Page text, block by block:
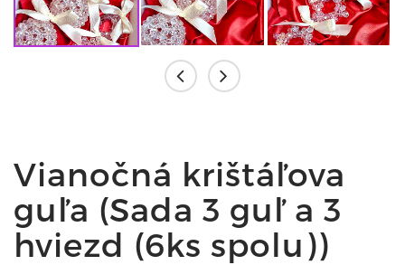
Vianočná krištáľova
guľa (Sada 3 guľ a 3
hviezd (6ks spolu))